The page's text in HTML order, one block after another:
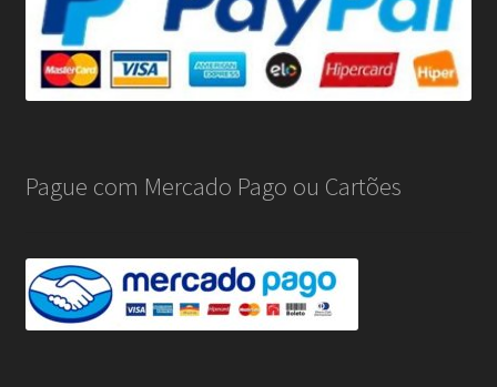
Pague com Mercado Pago ou Cartões